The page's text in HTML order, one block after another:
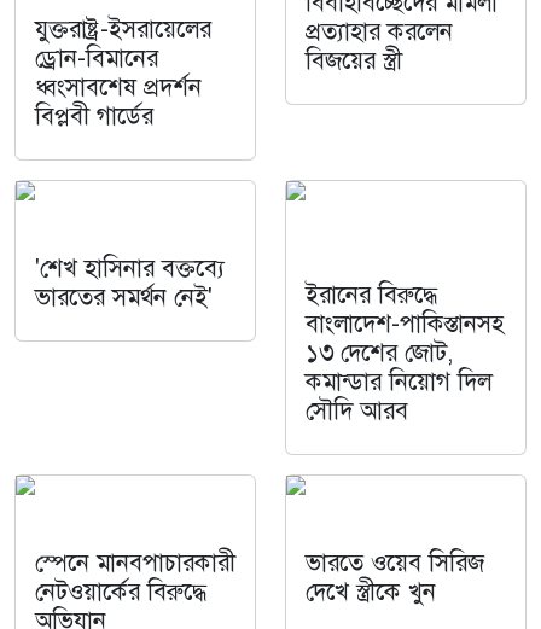
যুক্তরাষ্ট্র-ইসরায়েলের
ড্রোন-বিমানের
ধ্বংসাবশেষ প্রদর্শন
বিপ্লবী গার্ডের
প্রত্যাহার করলেন
বিজয়ের স্ত্রী
'শেখ হাসিনার বক্তব্যে
ভারতের সমর্থন নেই'
ইরানের বিরুদ্ধে
বাংলাদেশ-পাকিস্তানসহ
১৩ দেশের জোট,
কমান্ডার নিয়োগ দিল
সৌদি আরব
স্পেনে মানবপাচারকারী
নেটওয়ার্কের বিরুদ্ধে
অভিযান
ভারতে ওয়েব সিরিজ
দেখে স্ত্রীকে খুন